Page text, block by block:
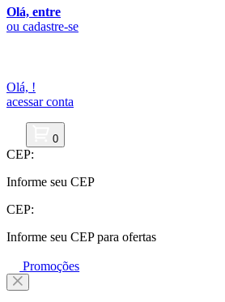
Olá, entre
ou cadastre-se
Olá, !
acessar conta
0
CEP:
Informe seu CEP
CEP:
Informe seu CEP para ofertas
Promoções